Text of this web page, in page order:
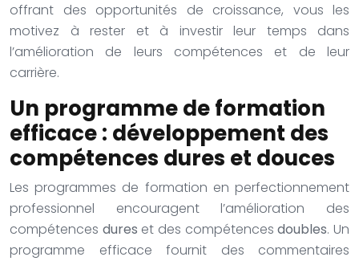
offrant des opportunités de croissance, vous les
motivez à rester et à investir leur temps dans
l’amélioration de leurs compétences et de leur
carrière.
Un programme de formation
efficace : développement des
compétences dures et douces
Les programmes de formation en perfectionnement
professionnel encouragent l’amélioration des
compétences dures et des compétencesdoubles. Un
programme efficace fournit des commentaires